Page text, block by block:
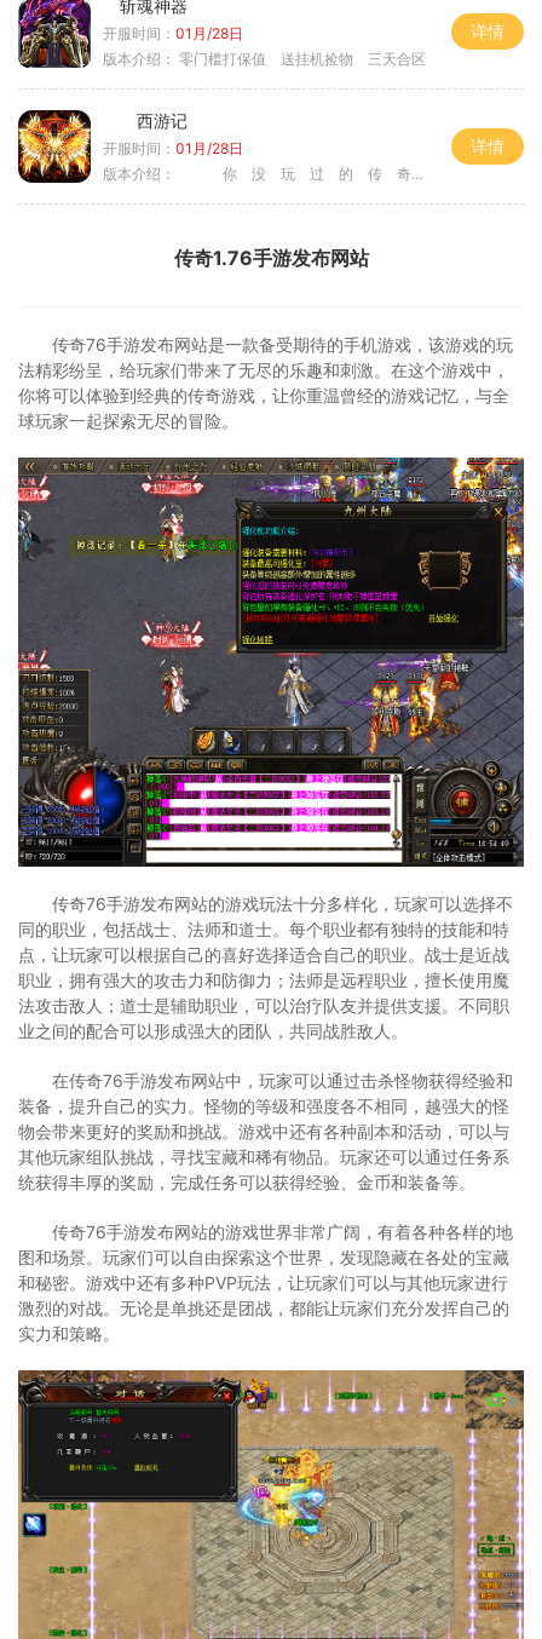
斩魂神器
开服时间： 01月/28日
版本介绍： 零门槛打保值 送挂机捡物 三天合区
详情
西游记
开服时间： 01月/28日
版本介绍：
你 没 玩 过 的 传 奇
详情
传奇1.76手游发布网站
传奇76手游发布网站是一款备受期待的手机游戏，该游戏的玩
法精彩纷呈，给玩家们带来了无尽的乐趣和刺激。在这个游戏中，
你将可以体验到经典的传奇游戏，让你重温曾经的游戏记忆，与全
球玩家一起探索无尽的冒险。
传奇76手游发布网站的游戏玩法十分多样化，玩家可以选择不
同的职业，包括战士、法师和道士。每个职业都有独特的技能和特
点，让玩家可以根据自己的喜好选择适合自己的职业。战士是近战
职业，拥有强大的攻击力和防御力；法师是远程职业，擅长使用魔
法攻击敌人；道士是辅助职业，可以治疗队友并提供支援。不同职
业之间的配合可以形成强大的团队，共同战胜敌人。
在传奇76手游发布网站中，玩家可以通过击杀怪物获得经验和
装备，提升自己的实力。怪物的等级和强度各不相同，越强大的怪
物会带来更好的奖励和挑战。游戏中还有各种副本和活动，可以与
其他玩家组队挑战，寻找宝藏和稀有物品。玩家还可以通过任务系
统获得丰厚的奖励，完成任务可以获得经验、金币和装备等。
传奇76手游发布网站的游戏世界非常广阔，有着各种各样的地
图和场景。玩家们可以自由探索这个世界，发现隐藏在各处的宝藏
和秘密。游戏中还有多种PVP玩法，让玩家们可以与其他玩家进行
激烈的对战。无论是单挑还是团战，都能让玩家们充分发挥自己的
实力和策略。